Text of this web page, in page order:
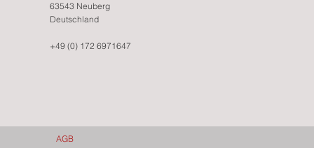
63543 Neuberg
Deutschland
+49 (0) 172 6971647
AGB